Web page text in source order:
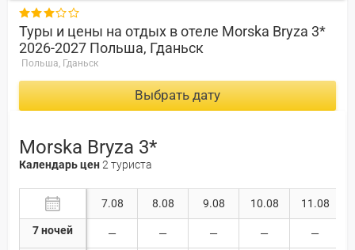

Туры и цены на отдых в отеле Morska Bryza 3*
2026-2027 Польша, Гданьск
Польша, Гданьск
Выбрать дату
Morska Bryza 3*
Календарь цен2 туриста
7 ночей
7.08 8.08 9.08 10.08 11.08